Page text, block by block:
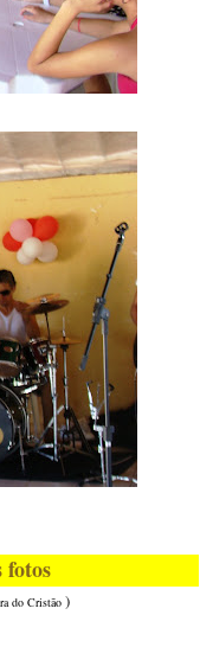
fotos
do Cristão )